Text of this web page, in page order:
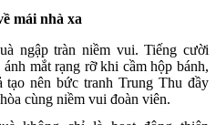
mái nhà xa
ngập tràn niềm vui. Tiếng cười
mắt rạng rỡ khi cầm hộp bánh,
tạo nên bức tranh Trung Thu đầy
cùng niềm vui đoàn viên.